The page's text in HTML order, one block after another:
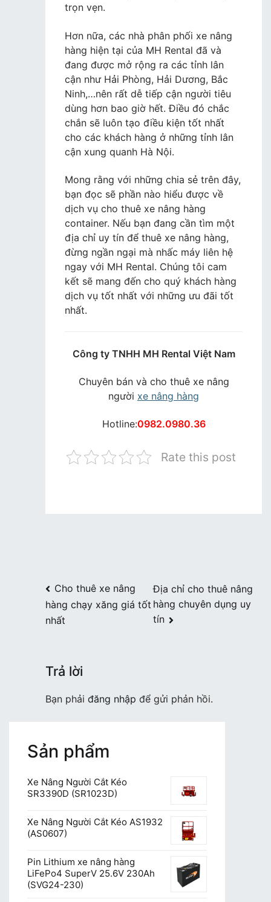
trọn vẹn.
Hơn nữa, các nhà phân phối xe nâng
hàng hiện tại của MH Rental đã và
đang được mở rộng ra các tỉnh lân
cận như Hải Phòng, Hải Dương, Bắc
Ninh,…nên rất dễ tiếp cận người tiêu
dùng hơn bao giờ hết. Điều đó chắc
chắn sẽ luôn tạo điều kiện tốt nhất
cho các khách hàng ở những tỉnh lân
cận xung quanh Hà Nội.
Mong rằng với những chia sẻ trên đây,
bạn đọc sẽ phần nào hiểu được về
dịch vụ cho thuê xe nâng hàng
container. Nếu bạn đang cần tìm một
địa chỉ uy tín để thuê xe nâng hàng,
đừng ngần ngại mà nhấc máy liên hệ
ngay với MH Rental. Chúng tôi cam
kết sẽ mang đến cho quý khách hàng
dịch vụ tốt nhất với những ưu đãi tốt
nhất.
Công ty TNHH MH Rental Việt Nam
Chuyên bán và cho thuê xe nâng
người xe nâng hàng
Hotline:0982.0980.36
Rate this post
Điều
hướng
bài
Cho thuê xe nâng
hàng chạy xăng giá tốt
nhất
Địa chỉ cho thuê nâng
hàng chuyên dụng uy
tín
Trả lời
Bạn phải đăng nhập để gửi phản hồi.
Sản phẩm
Xe Nâng Người Cắt Kéo
SR3390D (SR1023D)
Xe Nâng Người Cắt Kéo AS1932
(AS0607)
Pin Lithium xe nâng hàng
LiFePo4 SuperV 25.6V 230Ah
(SVG24-230)